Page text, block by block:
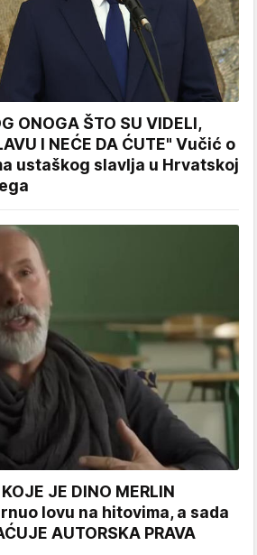
ONOGA ŠTO SU VIDELI,
I NEĆE DA ĆUTE" Vučić o
ustaškog slavlja u Hrvatskoj
JE DINO MERLIN
lovu na hitovima, a sada
AUTORSKA PRAVA